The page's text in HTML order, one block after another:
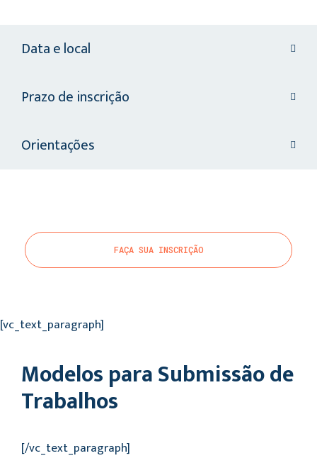
Data e local
Prazo de inscrição
Orientações
FAÇA SUA INSCRIÇÃO
[vc_text_paragraph]
Modelos para Submissão de
Trabalhos
[/vc_text_paragraph]